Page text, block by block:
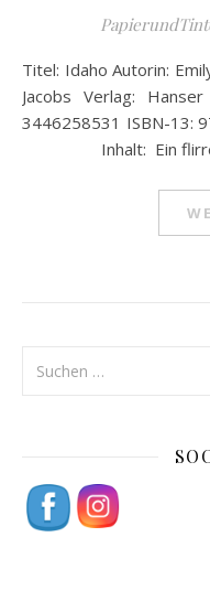
Titel: Idaho Autorin: Emily Ruskovich Übersetzerin: Stefanie
Jacobs Verlag:
3446258531 ISBN-13:
Inhalt: Ein